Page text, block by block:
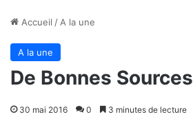
Accueil / A la une
A la une
De Bonnes Sources
30 mai 2016 0 3 minutes de lecture